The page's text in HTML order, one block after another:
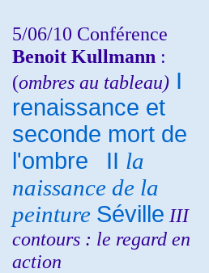
5/06/10 Conférence
Benoit Kullmann :
(ombres au tableau) I
renaissance et
seconde mort de
l'ombre
II la
naissance de la
peinture Séville III
contours : le regard en
action